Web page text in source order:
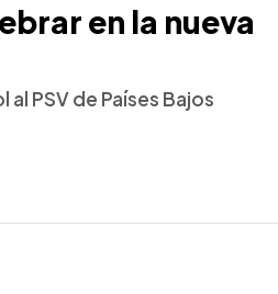
en la nueva
PSV de Países Bajos